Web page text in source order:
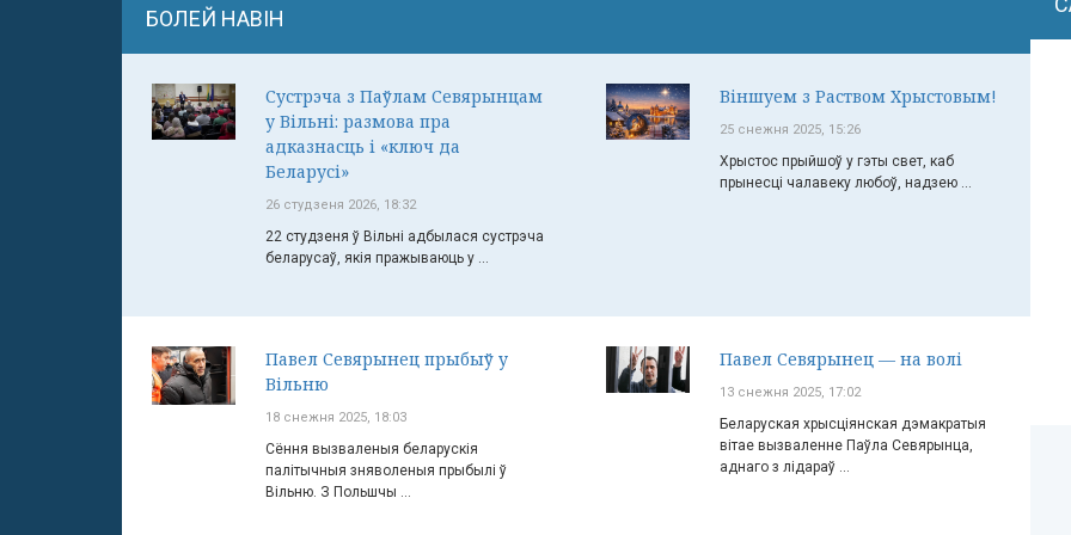
БОЛЕЙ НАВІН
Сустрэча з Паўлам Севярынцам
у Вільні: размова пра
адказнасць і «ключ да
Беларусі»
26 студзеня 2026, 18:32
22 студзеня ў Вільні адбылася сустрэча
беларусаў, якія пражываюць у ...
Віншуем з Раством Хрыстовым!
25 снежня 2025, 15:26
Хрыстос прыйшоў у гэты свет, каб
прынесці чалавеку любоў, надзею ...
Павел Севярынец прыбыў у
Вільню
18 снежня 2025, 18:03
Сёння вызваленыя беларускія
палітычныя зняволеныя прыбылі ў
Вільню. З Польшчы ...
Павел Севярынец — на волі
13 снежня 2025, 17:02
Беларуская хрысціянская дэмакратыя
вітае вызваленне Паўла Севярынца,
аднаго з лідараў ...